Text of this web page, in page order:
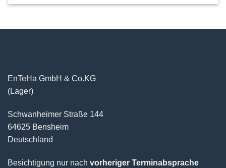
EnTeHa GmbH & Co.KG
(Lager)
Schwanheimer Straße 144
64625 Bensheim
Deutschland
Besichtigung nur nach vorheriger Terminabsprache